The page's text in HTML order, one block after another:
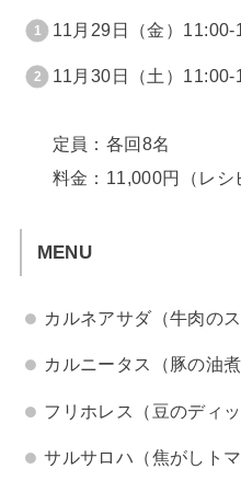
11月29日（金）11:00-
11月30日（土）11:00-
定員：各回8名
料金：11,000円（レシ
MENU
カルネアサダ（牛肉のス
カルニータス（豚の油煮
フリホレス（豆のディッ
サルサロハ（焦がしトマ